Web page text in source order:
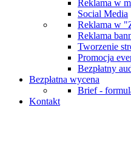
Reklama w
Social Media
Reklama w
Reklama
Tworzenie
Promocja
Bezpłatny
Bezpłatna wycena
Brief -
Kontakt